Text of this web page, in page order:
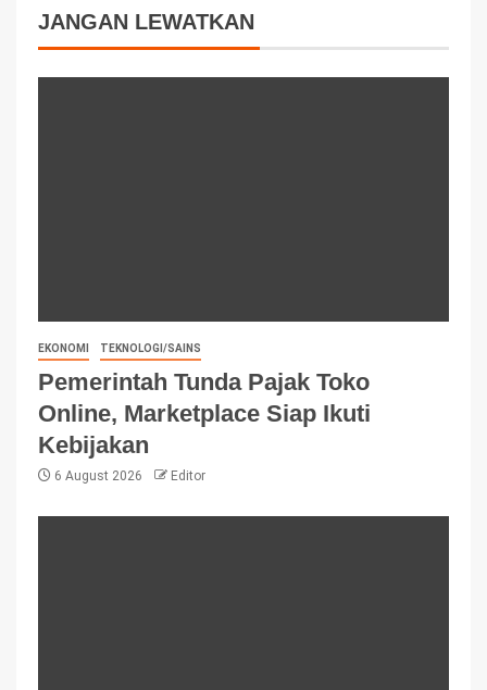
JANGAN LEWATKAN
EKONOMI TEKNOLOGI/SAINS
Pemerintah Tunda Pajak Toko
Online, Marketplace Siap Ikuti
Kebijakan
6 August 2026 Editor